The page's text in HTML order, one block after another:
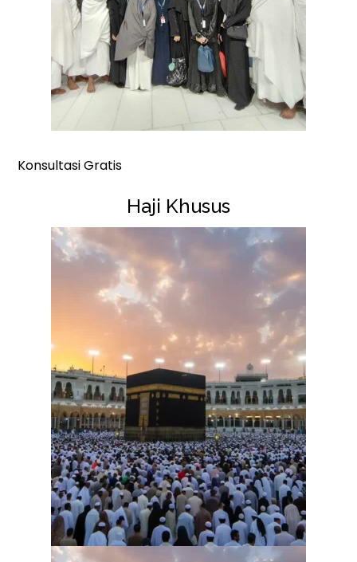
Konsultasi Gratis
Haji Khusus